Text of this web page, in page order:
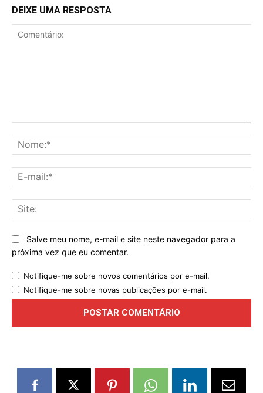
DEIXE UMA RESPOSTA
Salve meu nome, e-mail e site neste navegador para a
próxima vez que eu comentar.
Notifique-me sobre novos comentários por e-mail.
Notifique-me sobre novas publicações por e-mail.